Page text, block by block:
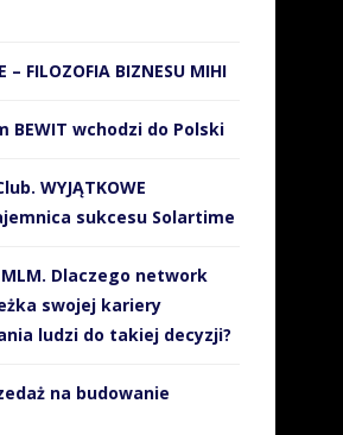
– FILOZOFIA BIZNESU MIHI
BEWIT wchodzi do Polski
WYJĄTKOWE
sukcesu Solartime
MLM. Dlaczego network
swojej kariery
ludzi do takiej decyzji?
na budowanie